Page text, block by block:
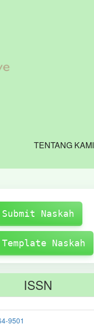
TENTANG KAMI
Submit Naskah
Template Naskah
ISSN
9501